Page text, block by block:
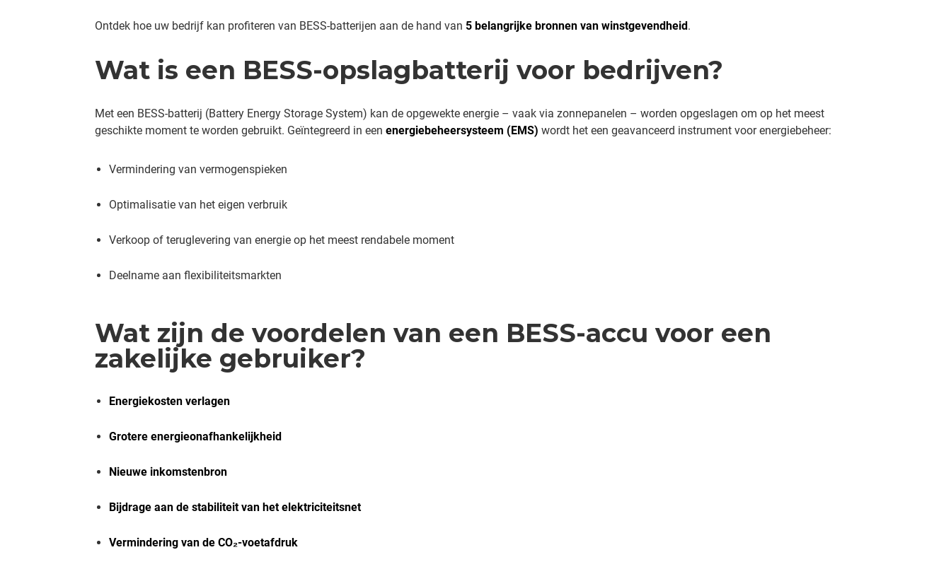
Ontdek hoe uw bedrijf kan profiteren van BESS-batterijen aan de hand van 5 belangrijke bronnen van winstgevendheid.
Wat is een BESS-opslagbatterij voor bedrijven?
Met een BESS-batterij (Battery Energy Storage System) kan de opgewekte energie – vaak via zonnepanelen – worden opgeslagen om op het meest
geschikte moment te worden gebruikt. Geïntegreerd in eenenergiebeheersysteem (EMS) wordt het een geavanceerd instrument voor energiebeheer:
Vermindering van vermogenspieken
Optimalisatie van het eigen verbruik
Verkoop of teruglevering van energie op het meest rendabele moment
Deelname aan flexibiliteitsmarkten
Wat zijn de voordelen van een BESS-accu voor een
zakelijke gebruiker?
Energiekosten verlagen
Grotere energieonafhankelijkheid
Nieuwe inkomstenbron
Bijdrage aan de stabiliteit van het elektriciteitsnet
Vermindering van de CO₂-voetafdruk